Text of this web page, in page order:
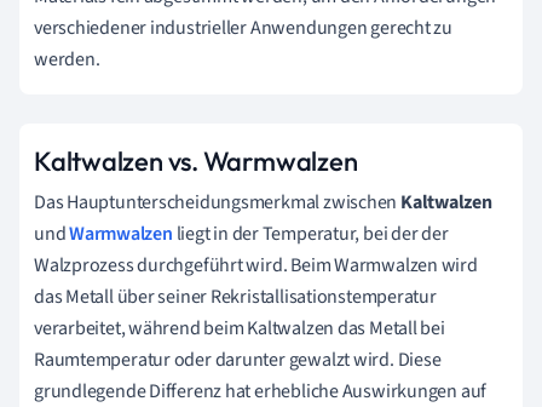
verschiedener industrieller Anwendungen gerecht zu
werden.
Kaltwalzen vs. Warmwalzen
Das Hauptunterscheidungsmerkmal zwischen Kaltwalzen
undWarmwalzen liegt in der Temperatur, bei der der
Walzprozess durchgeführt wird. Beim Warmwalzen wird
das Metall über seiner Rekristallisationstemperatur
verarbeitet, während beim Kaltwalzen das Metall bei
Raumtemperatur oder darunter gewalzt wird. Diese
grundlegende Differenz hat erhebliche Auswirkungen auf